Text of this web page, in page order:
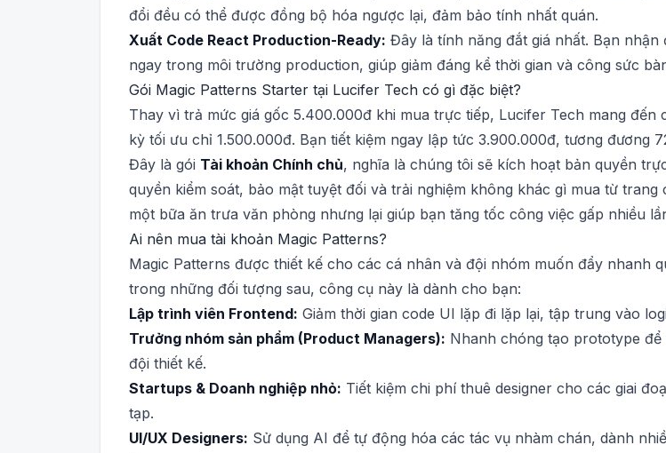
đổi đều có thể được đồng bộ hóa ngược lại, đảm bảo tính nhất quán.
Xuất Code React Production-Ready: Đây là tính năng đắt giá nhất. Bạn
ngay trong môi trường production, giúp giảm đáng kể thời gian và công sức
Gói Magic Patterns Starter tại Lucifer Tech có gì đặc biệt?
Thay vì trả mức giá gốc 5.400.000đ khi mua trực tiếp, Lucifer Tech mang
kỳ tối ưu chỉ 1.500.000đ. Bạn tiết kiệm ngay lập tức 3.900.000đ, tương đương
Đây là gói Tài khoản Chính chủ, nghĩa là chúng tôi sẽ kích hoạt bản quyền
quyền kiểm soát, bảo mật tuyệt đối và trải nghiệm không khác gì mua từ
một bữa ăn trưa văn phòng nhưng lại giúp bạn tăng tốc công việc gấp nhiều
Ai nên mua tài khoản Magic Patterns?
Magic Patterns được thiết kế cho các cá nhân và đội nhóm muốn đẩy nhanh
trong những đối tượng sau, công cụ này là dành cho bạn:
Lập trình viên Frontend: Giảm thời gian code UI lặp đi lặp lại, tập trung vào
Trưởng nhóm sản phẩm (Product Managers): Nhanh chóng tạo prototype
đội thiết kế.
Startups & Doanh nghiệp nhỏ: Tiết kiệm chi phí thuê designer cho các giai
tạp.
UI/UX Designers: Sử dụng AI để tự động hóa các tác vụ nhàm chán, dành